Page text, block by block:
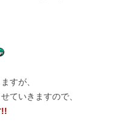
すが、
ていきますので、
!!